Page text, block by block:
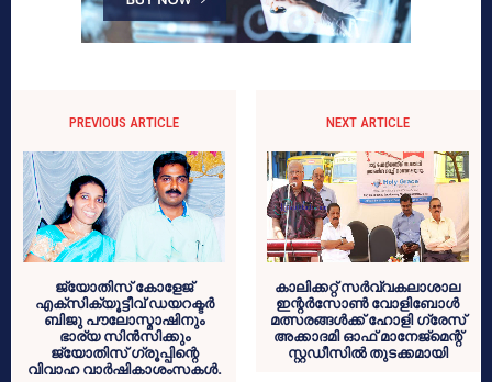
PREVIOUS ARTICLE
ജ്യോതിസ് കോളേജ്
എക്‌സിക്യൂട്ടീവ് ഡയറക്ടര്‍
ബിജു പൗലോസ്മാഷിനും
ഭാര്യ സിന്‍സിക്കും
ജ്യോതിസ് ഗ്രൂപ്പിന്റെ
വിവാഹ വാര്‍ഷികാശംസകള്‍.
NEXT ARTICLE
കാലിക്കറ്റ് സര്‍വ്വകലാശാല
ഇന്റര്‍സോണ്‍ വോളിബോള്‍
മത്സരങ്ങള്‍ക്ക് ഹോളി ഗ്രേസ്
അക്കാദമി ഓഫ് മാനേജ്‌മെന്റ്
സ്റ്റഡീസില്‍ തുടക്കമായി